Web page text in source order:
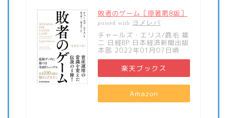
敗者のゲーム［原著第8版］
posted with ヨメレバ
チャールズ・エリス/鹿毛 雄
二 日経BP 日本経済新聞出版
本部 2022年01月07日頃
楽天ブックス
Amazon